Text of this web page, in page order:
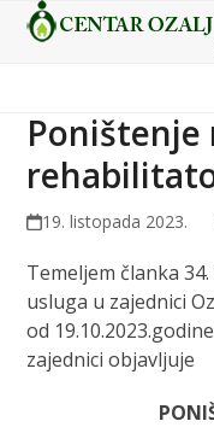
SkipOpen
Close
Poništenje
19. listopada 2023.
Temeljem članka
usluga u zajednici
od
zajednici objavljuje